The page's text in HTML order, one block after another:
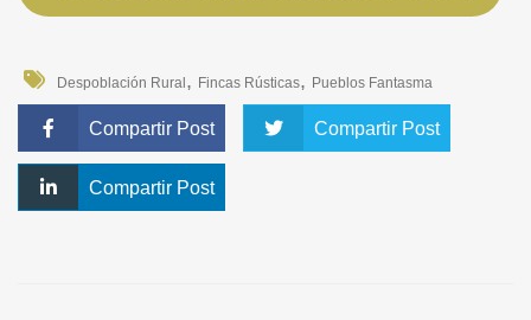
Despoblación Rural , Fincas Rústicas, Pueblos Fantasma
Compartir Post Compartir Post
Compartir Post